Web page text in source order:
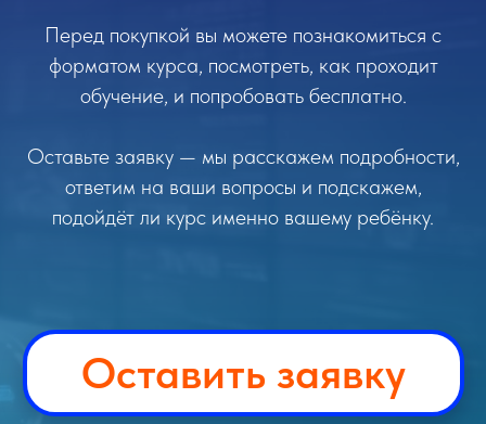
Перед покупкой вы можете познакомиться с
форматом курса, посмотреть, как проходит
обучение, и попробовать бесплатно.
Оставьте заявку — мы расскажем подробности,
ответим на ваши вопросы и подскажем,
подойдёт ли курс именно вашему ребёнку.
Оставить заявку